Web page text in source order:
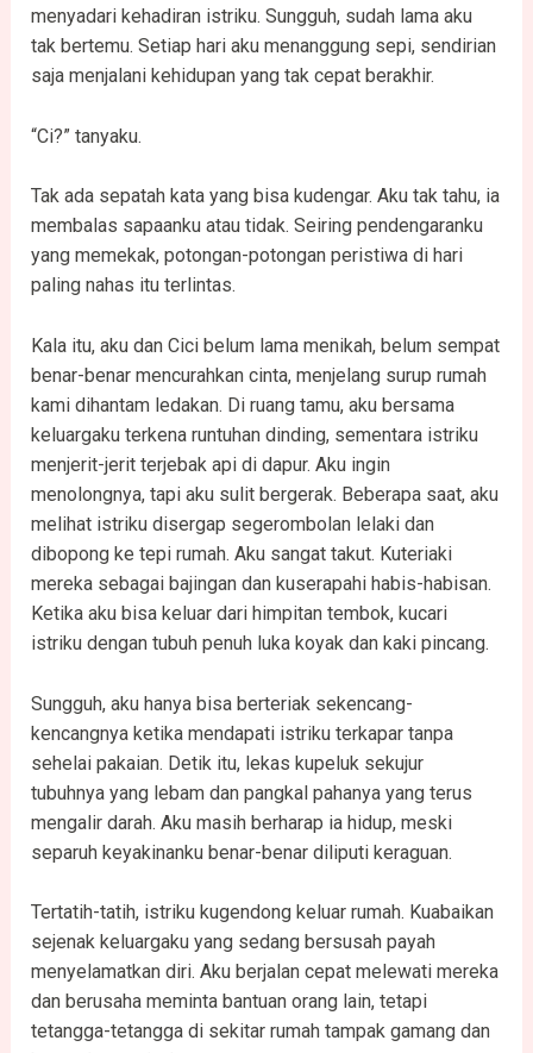
menyadari kehadiran istriku. Sungguh, sudah lama aku
tak bertemu. Setiap hari aku menanggung sepi, sendirian
saja menjalani kehidupan yang tak cepat berakhir.
“Ci?” tanyaku.
Tak ada sepatah kata yang bisa kudengar. Aku tak tahu, ia
membalas sapaanku atau tidak. Seiring pendengaranku
yang memekak, potongan-potongan peristiwa di hari
paling nahas itu terlintas.
Kala itu, aku dan Cici belum lama menikah, belum sempat
benar-benar mencurahkan cinta, menjelang surup rumah
kami dihantam ledakan. Di ruang tamu, aku bersama
keluargaku terkena runtuhan dinding, sementara istriku
menjerit-jerit terjebak api di dapur. Aku ingin
menolongnya, tapi aku sulit bergerak. Beberapa saat, aku
melihat istriku disergap segerombolan lelaki dan
dibopong ke tepi rumah. Aku sangat takut. Kuteriaki
mereka sebagai bajingan dan kuserapahi habis-habisan.
Ketika aku bisa keluar dari himpitan tembok, kucari
istriku dengan tubuh penuh luka koyak dan kaki pincang.
Sungguh, aku hanya bisa berteriak sekencang-
kencangnya ketika mendapati istriku terkapar tanpa
sehelai pakaian. Detik itu, lekas kupeluk sekujur
tubuhnya yang lebam dan pangkal pahanya yang terus
mengalir darah. Aku masih berharap ia hidup, meski
separuh keyakinanku benar-benar diliputi keraguan.
Tertatih-tatih, istriku kugendong keluar rumah. Kuabaikan
sejenak keluargaku yang sedang bersusah payah
menyelamatkan diri. Aku berjalan cepat melewati mereka
dan berusaha meminta bantuan orang lain, tetapi
tetangga-tetangga di sekitar rumah tampak gamang dan